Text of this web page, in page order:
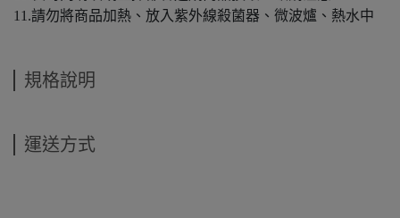
11.請勿將商品加熱、放入紫外線殺菌器、微波爐、熱水中
規格說明
運送方式